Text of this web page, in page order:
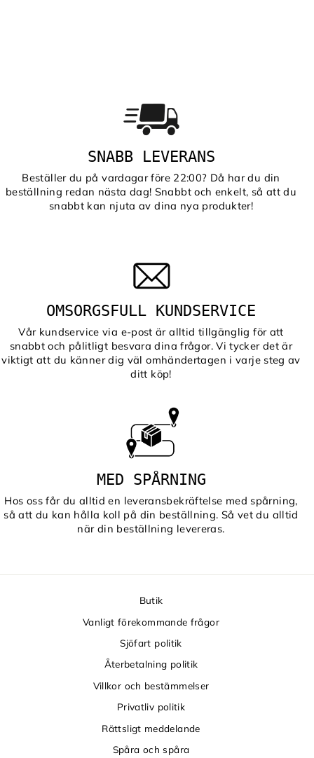
SNABB LEVERANS
Beställer du på vardagar före 22:00? Då har du din
beställning redan nästa dag! Snabbt och enkelt, så att du
snabbt kan njuta av dina nya produkter!
OMSORGSFULL KUNDSERVICE
Vår kundservice via e-post är alltid tillgänglig för att
snabbt och pålitligt besvara dina frågor. Vi tycker det är
viktigt att du känner dig väl omhändertagen i varje steg av
ditt köp!
MED SPÅRNING
Hos oss får du alltid en leveransbekräftelse med spårning,
så att du kan hålla koll på din beställning. Så vet du alltid
när din beställning levereras.
Butik
Vanligt förekommande frågor
Sjöfart politik
Återbetalning politik
Villkor och bestämmelser
Privatliv politik
Rättsligt meddelande
Spåra och spåra